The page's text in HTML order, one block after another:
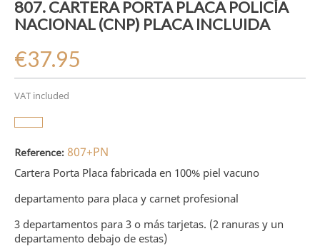
807. CARTERA PORTA PLACA POLICÍA
NACIONAL (CNP) PLACA INCLUIDA
€37.95
VAT included
Reference: 807+PN
Cartera Porta Placa fabricada en 100% piel vacuno
departamento para placa y carnet profesional
3 departamentos para 3 o más tarjetas. (2 ranuras y un
departamento debajo de estas)